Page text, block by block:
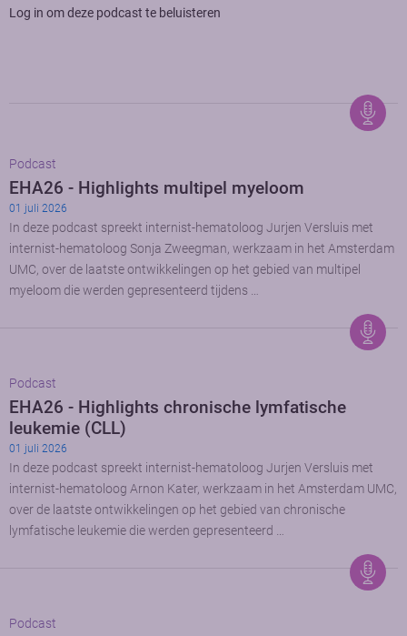
Log in om deze podcast te beluisteren
Podcast
EHA26 - Highlights multipel myeloom
01 juli 2026
In deze podcast spreekt internist-hematoloog Jurjen Versluis met
internist-hematoloog Sonja Zweegman, werkzaam in het Amsterdam
UMC, over de laatste ontwikkelingen op het gebied van multipel
myeloom die werden gepresenteerd tijdens …
Podcast
EHA26 - Highlights chronische lymfatische
leukemie (CLL)
01 juli 2026
In deze podcast spreekt internist-hematoloog Jurjen Versluis met
internist-hematoloog Arnon Kater, werkzaam in het Amsterdam UMC,
over de laatste ontwikkelingen op het gebied van chronische
lymfatische leukemie die werden gepresenteerd …
Podcast